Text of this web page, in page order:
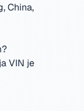
China,
VIN je